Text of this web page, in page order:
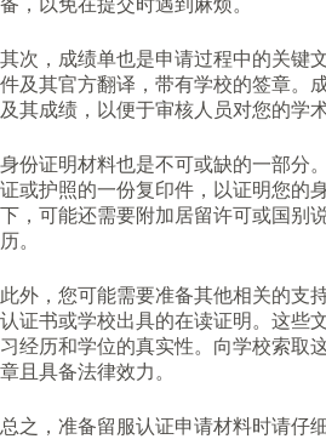
其次，成绩单也是申请过程中的关键
件及其官方翻译，带有学校的签章。
及其成绩，以便于审核人员对您的学
身份证明材料也是不可或缺的一部分
证或护照的一份复印件，以证明您的
下，可能还需要附加居留许可或国别
历。
此外，您可能需要准备其他相关的支
认证书或学校出具的在读证明。这些
习经历和学位的真实性。向学校索取
章且具备法律效力。
总之，准备留服认证申请材料时请仔